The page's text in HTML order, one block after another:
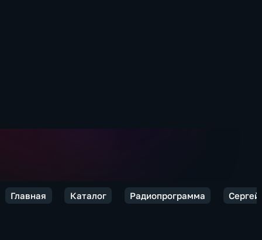
Главная Каталог Радиопрограмма Сергей